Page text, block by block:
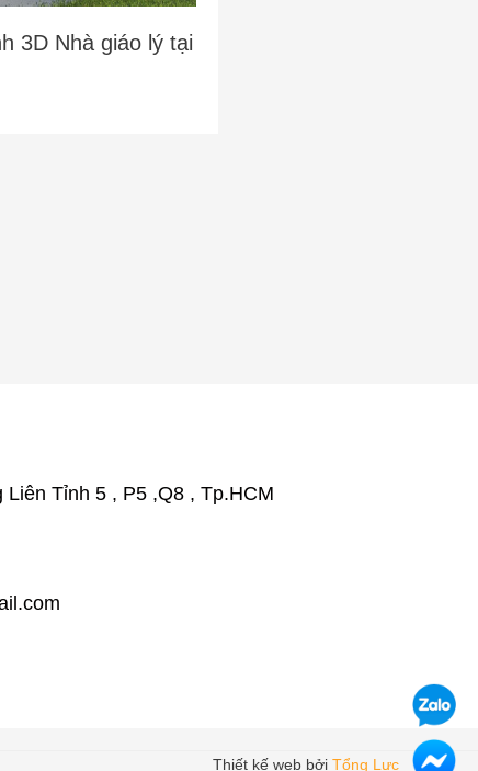
3D Nhà giáo lý tại
Tỉnh 5 , P5 ,Q8 , Tp.HCM
Thiết kế web bởi Tổng Lực